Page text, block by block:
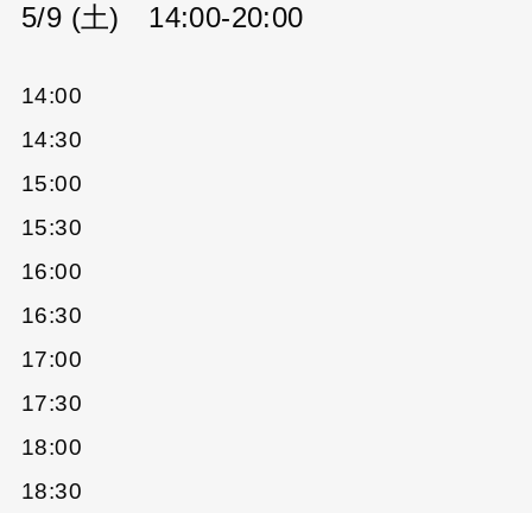
5/9 (土) 14:00-20:00
14:00
14:30
15:00
15:30
16:00
16:30
17:00
17:30
18:00
18:30